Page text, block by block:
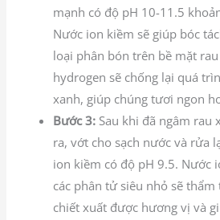
mạnh có độ pH 10-11.5
Nước ion kiềm sẽ giúp bóc
loại phân bón trên bề mặt
hydrogen sẽ chống lại quá
xanh, giúp chúng tươi ngon
Bước 3: Sau khi đã ngâm rau
ra, vớt cho sạch nước và rửa
ion kiềm có độ pH 9.5. Nước
các phân tử siêu nhỏ sẽ
chiết xuất được hương vị và